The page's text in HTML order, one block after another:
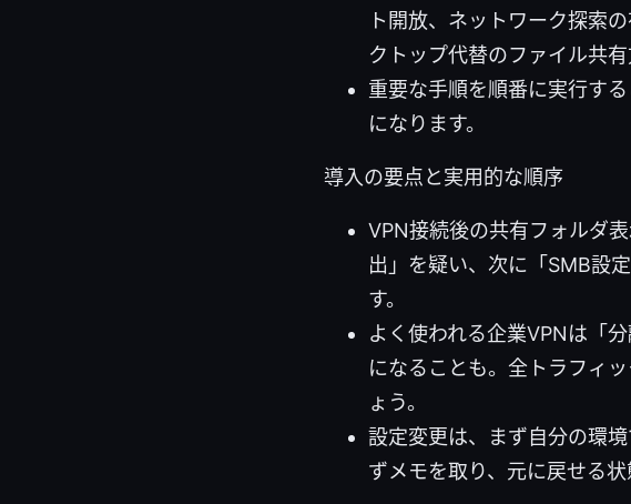
ト開放、ネットワーク探索
クトップ代替のファイル共有
重要な手順を順番に実行す
になります。
導入の要点と実用的な順序
VPN接続後の共有フォルダ
出」を疑い、次に「SMB設
す。
よく使われる企業VPNは「
になることも。全トラフィ
ょう。
設定変更は、まず自分の環
ずメモを取り、元に戻せる状